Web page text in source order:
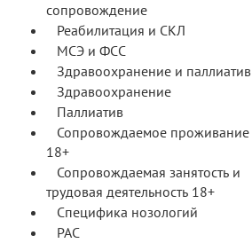
сопровождение
Реабилитация и СКЛ
МСЭ и ФСС
Здравоохранение и паллиатив
Здравоохранение
Паллиатив
Сопровождаемое проживание
18+
Сопровождаемая занятость и
трудовая деятельность 18+
Специфика нозологий
РАС